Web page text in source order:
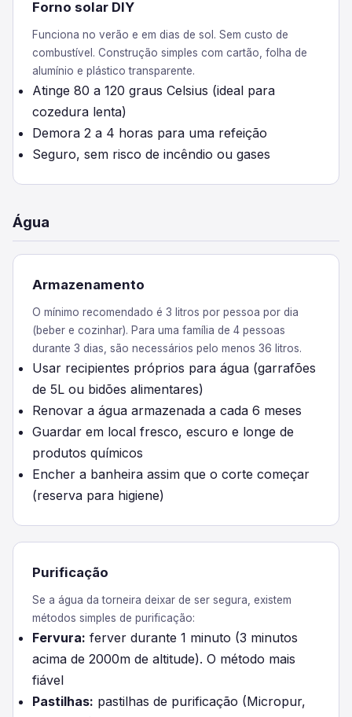
Forno solar DIY
Funciona no verão e em dias de sol. Sem custo de
combustível. Construção simples com cartão, folha de
alumínio e plástico transparente.
Atinge 80 a 120 graus Celsius (ideal para
cozedura lenta)
Demora 2 a 4 horas para uma refeição
Seguro, sem risco de incêndio ou gases
Água
Armazenamento
O mínimo recomendado é 3 litros por pessoa por dia
(beber e cozinhar). Para uma família de 4 pessoas
durante 3 dias, são necessários pelo menos 36 litros.
Usar recipientes próprios para água (garrafões
de 5L ou bidões alimentares)
Renovar a água armazenada a cada 6 meses
Guardar em local fresco, escuro e longe de
produtos químicos
Encher a banheira assim que o corte começar
(reserva para higiene)
Purificação
Se a água da torneira deixar de ser segura, existem
métodos simples de purificação:
Fervura: ferver durante 1 minuto (3 minutos
acima de 2000m de altitude). O método mais
fiável
Pastilhas: pastilhas de purificação (Micropur,